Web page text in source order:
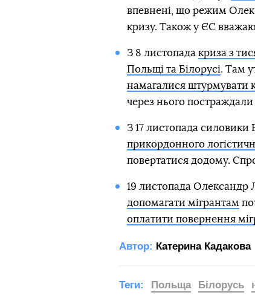
впевнені, що режим
кризу. Також у ЄС
З 8 листопада криза з
Польщі та Білорусі. Там
намагалися штурмувати
через нього
З 17 листопада силовики
прикордонного
повертатися додому.
19 листопада Олександр
допомагати мігрантам
оплатити повернення
Автор: Катерина Кадакова
Теги: Польща Білорусь